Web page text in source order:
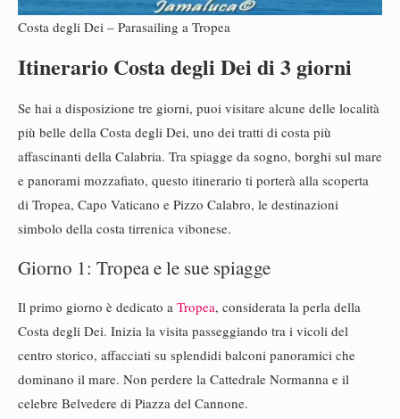
Costa degli Dei – Parasailing a Tropea
Itinerario Costa degli Dei di 3 giorni
Se hai a disposizione tre giorni, puoi visitare alcune delle località
più belle della Costa degli Dei, uno dei tratti di costa più
affascinanti della Calabria. Tra spiagge da sogno, borghi sul mare
e panorami mozzafiato, questo itinerario ti porterà alla scoperta
di Tropea, Capo Vaticano e Pizzo Calabro, le destinazioni
simbolo della costa tirrenica vibonese.
Giorno 1: Tropea e le sue spiagge
Il primo giorno è dedicato a Tropea, considerata la perla della
Costa degli Dei. Inizia la visita passeggiando tra i vicoli del
centro storico, affacciati su splendidi balconi panoramici che
dominano il mare. Non perdere la Cattedrale Normanna e il
celebre Belvedere di Piazza del Cannone.